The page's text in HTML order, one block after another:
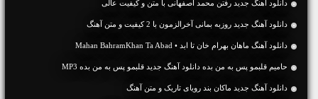
دانلود آهنگ جديد رفتن محمد اصفهانی با متن و کیفیت عالی
دانلود آهنگ جديد روزبه بمانی آخرالزمون با 2 کیفیت و متن آهنگ
دانلود آهنگ ماهان بهرام خان تا ابد • Mahan BahramKhan Ta Abad
حامیم قلبمو پس به من بده دانلود آهنگ جدید قلبمو پس به من بده MP3
دانلود آهنگ جديد ماکان بند رویای تاریک و متن آهنگ